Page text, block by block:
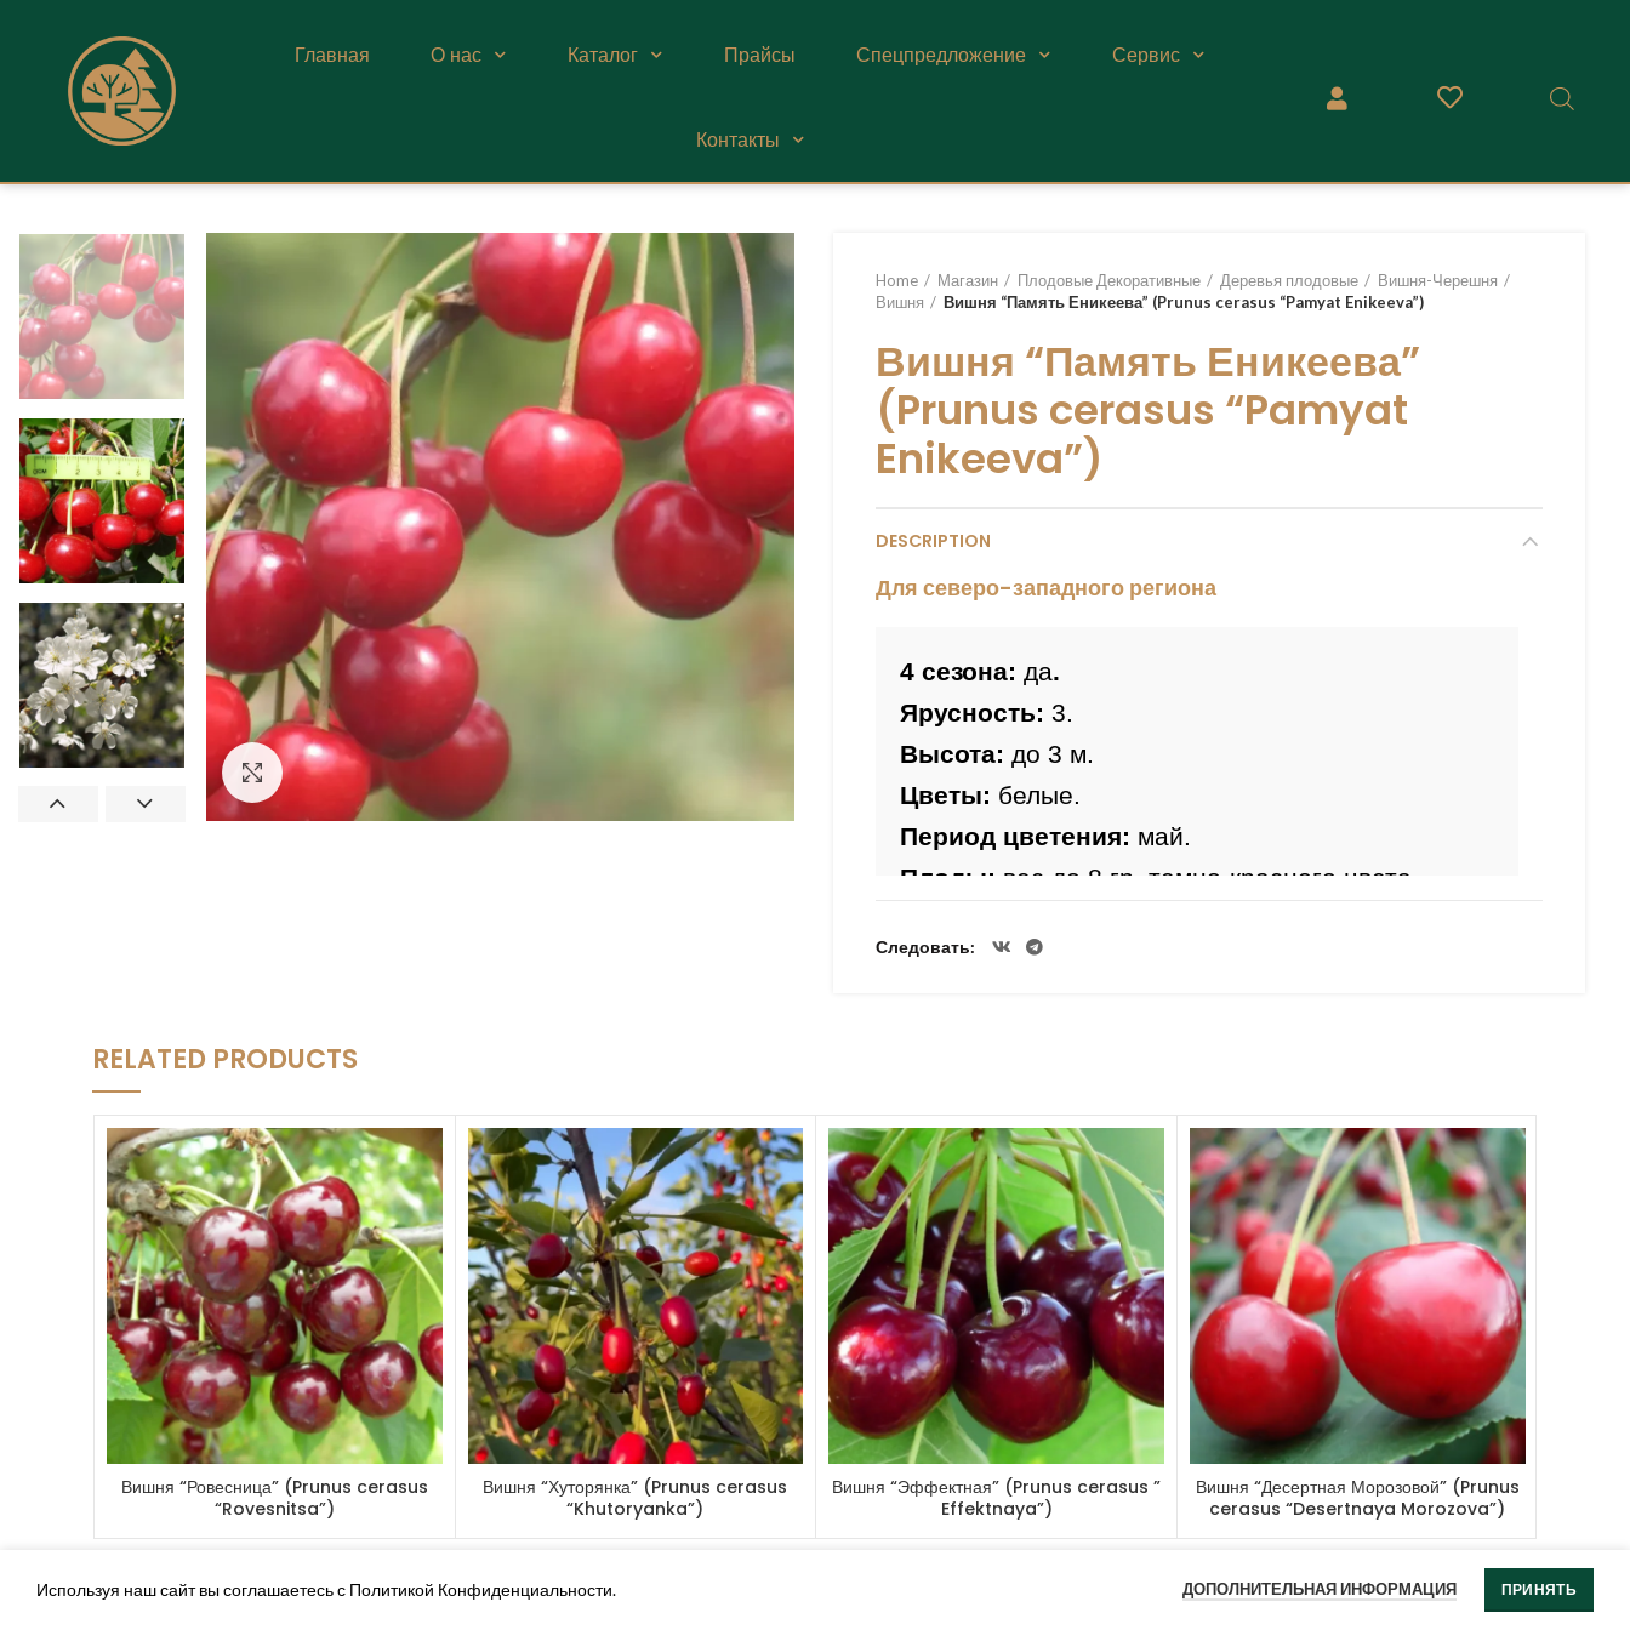
Главная О нас Каталог Прайсы Спецпредложение Сервис
Контакты
Увеличить
Home Магазин Плодовые Декоративные Деревья плодовые
Вишня-Черешня
Вишня
Вишня “Память Еникеева” (Prunus cerasus “Pamyat Enikeeva”)
Вишня “Память Еникеева”
(Prunus cerasus “Pamyat
Enikeeva”)
DESCRIPTION
Для северо-западного региона
4 сезона: да.
Ярусность: 3.
Высота: до 3 м.
Цветы: белые.
Период цветения: май.
Плоды: вес до 8 гр, темно-красного цвета
сладкий, с приятной кислотой.
Скороплодность: на 4 год после посадки.
Самоплодность: самоплодный сорт.
Зимостойкость: высокая.
Светолюбива: да.
Теневыносливая: нет.
Газоустойчивость: высокая.
Применение: sol, плодовый сад.
Другие товары
Следовать
RELATED PRODUCTS
Вишня “Ровесница” (Prunus cerasus
“Rovesnitsa”)
Вишня “Хуторянка” (Prunus cerasus
“Khutoryanka”)
Вишня “Эффектная” (Prunus cerasus ”
Effektnaya”)
Вишня “Десертная Морозовой” (Prunus
cerasus “Desertnaya Morozova”)
Используя наш сайт вы соглашаетесь с Политикой Конфиденциальности. ДОПОЛНИТЕЛЬНАЯ ИНФОРМАЦИЯ ПРИНЯТЬ